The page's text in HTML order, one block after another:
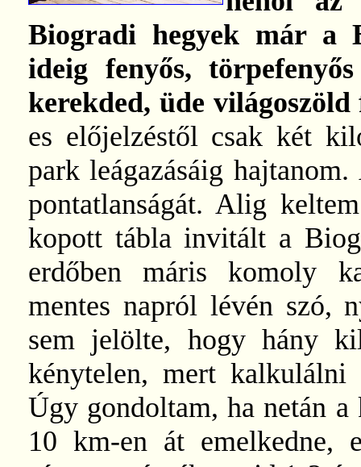
Biogradi hegyek már a
ideig fenyős,
kerekded, üde
es előjelzéstől csak két
park leágazásáig
pontatlanságát. Alig
kopott tábla invitált a
erdőben máris komoly
mentes napról lévén szó,
sem jelölte, hogy hány
kénytelen, mert
Úgy gondoltam, ha netán a
10 km-en át